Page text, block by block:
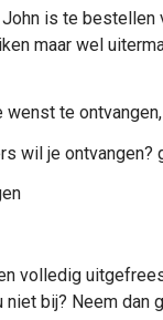
is te
maar wel
wenst te
wil je ontvangen?
volledig
bij? Neem dan